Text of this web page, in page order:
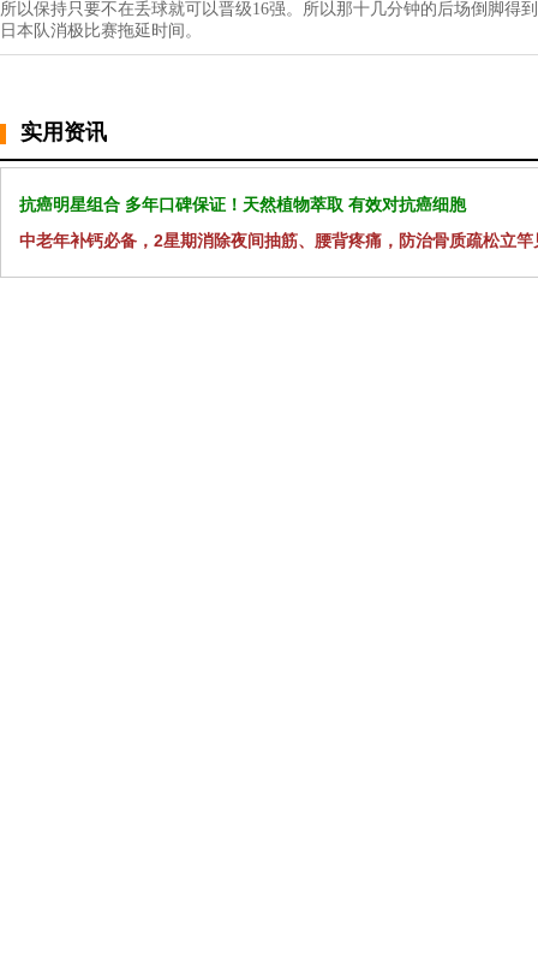
所以保持只要不在丢球就可以晋级16强。所以那十几分钟的后场倒脚得
日本队消极比赛拖延时间。
实用资讯
抗癌明星组合 多年口碑保证！天然植物萃取 有效对抗癌细胞
中老年补钙必备，2星期消除夜间抽筋、腰背疼痛，防治骨质疏松立竿